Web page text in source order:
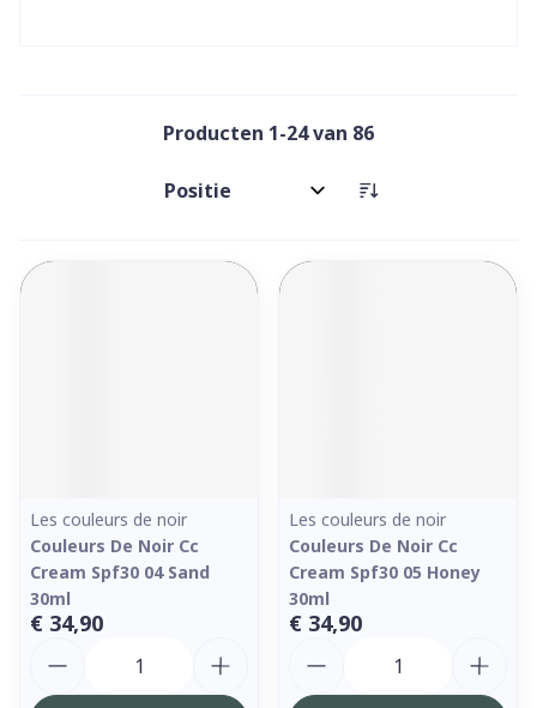
Producten 1-24van 86
Sorteer op:
Les couleurs de noir
Couleurs De Noir Cc
Cream Spf30 04 Sand
30ml
€ 34,90
Les couleurs de noir
Couleurs De Noir Cc
Cream Spf30 05 Honey
30ml
€ 34,90